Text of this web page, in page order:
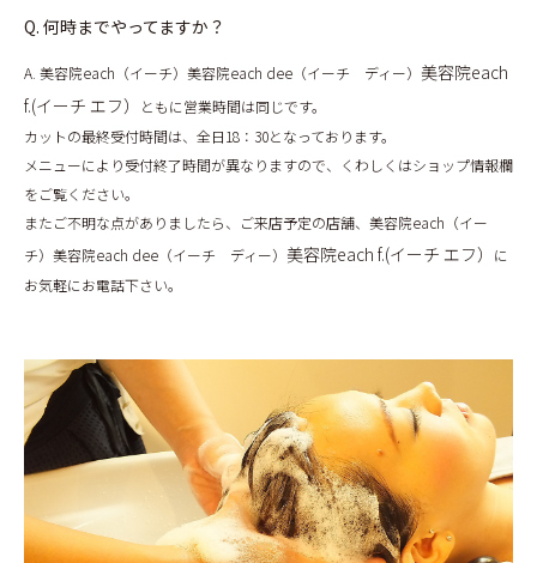
Q. 何時までやってますか？
A. 美容院each（イーチ）美容院each dee（イーチ ディー） 美容院each
f.(イーチ エフ）
ともに営業時間は同じです。
カットの最終受付時間は、全日18：30となっております。
メニューにより受付終了時間が異なりますので、くわしくはショップ情報欄
をご覧ください。
またご不明な点がありましたら、ご来店予定の店舗、美容院each（イー
チ）美容院each dee（イーチ ディー） 美容院each f.(イーチ エフ）
に
お気軽にお電話下さい。